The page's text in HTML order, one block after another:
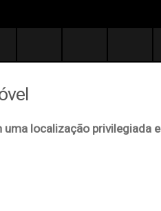
uma localização privilegiada e